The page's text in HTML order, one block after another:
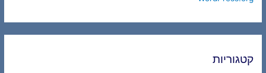
קטגוריות